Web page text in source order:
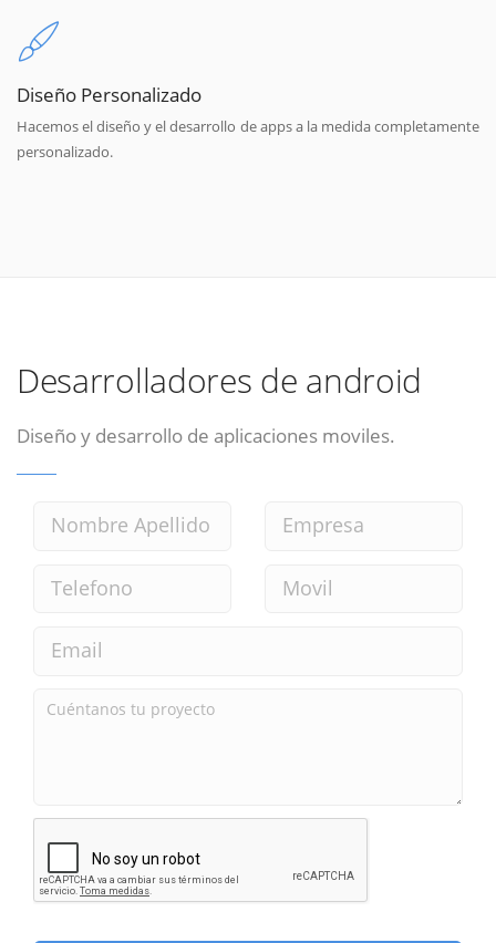
Diseño Personalizado
Hacemos el diseño y el desarrollo de apps a la medida completamente
personalizado.
Desarrolladores de android
Diseño y desarrollo de aplicaciones moviles.